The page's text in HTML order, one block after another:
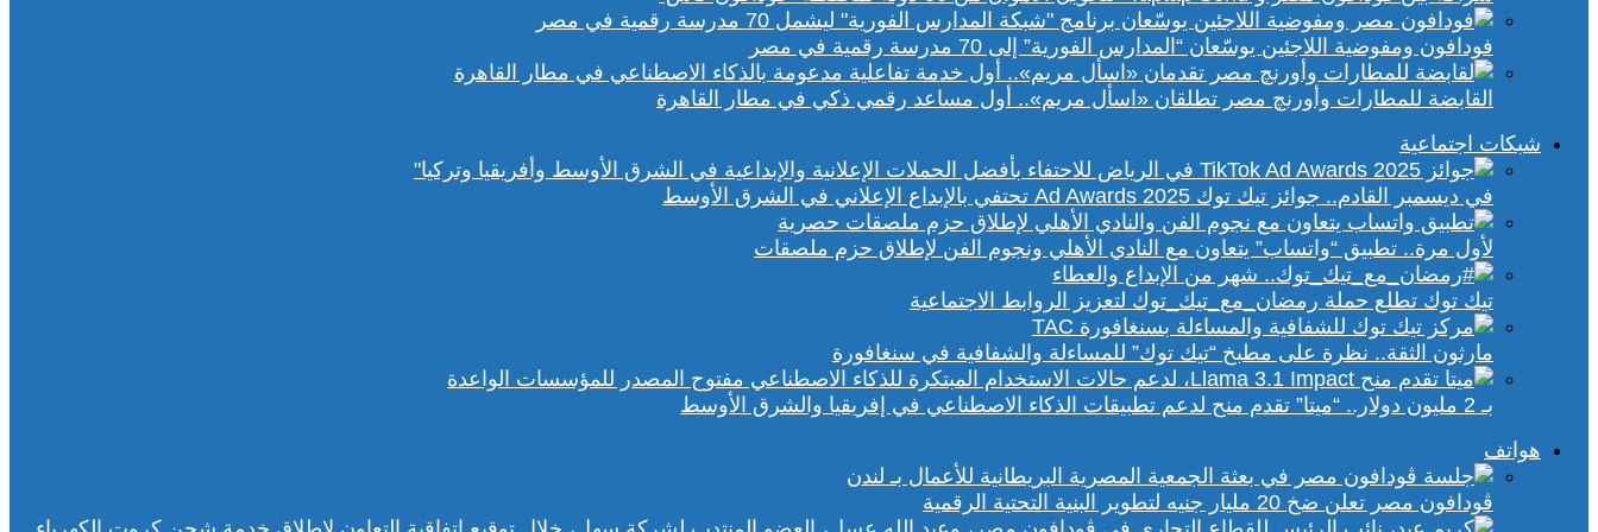
فودافون ومفوضية اللاجئين يوسّعان “المدارس الفورية” إلى 70 مدرسة رقمية في مصر
القابضة للمطارات وأورنچ مصر تطلقان «اسأل مريم».. أول مساعد رقمي ذكي في مطار القاهرة
شبكات اجتماعية
في ديسمبر القادم.. جوائز تيك توك Ad Awards 2025 تحتفي بالإبداع الإعلاني في الشرق الأوسط
لأول مرة.. تطبيق “واتساب” يتعاون مع النادي الأهلي ونجوم الفن لإطلاق حزم ملصقات
تيك توك تطلع حملة رمضان_مع_تيك_توك لتعزيز الروابط الاجتماعية
مارثون الثقة.. نظرة على مطبخ “تيك توك” للمساءلة والشفافية في سنغافورة
بـ 2 مليون دولار.. “ميتا” تقدم منح لدعم تطبيقات الذكاء الاصطناعي في إفريقيا والشرق الأوسط
هواتف
ڤودافون مصر تعلن ضخ 20 مليار جنيه لتطوير البنية التحتية الرقمية